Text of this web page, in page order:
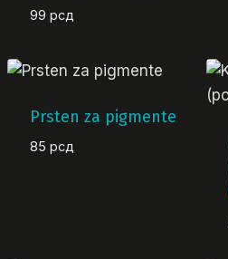
99 рсд
Prsten za pigmente
85 рсд